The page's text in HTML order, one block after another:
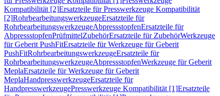
Kompatibilität [2]Ersatzteile für Presswerkzeuge Kompatibilität
[2]RohrbearbeitungswerkzeugeErsatzteile für
RohrbearbeitungswerkzeugeAbpressstopfenErsatzteile für
AbpressstopfenPrüfmittelZubehörErsatzteile für ZubehörWerkzeuge
für Geberit PushFitErsatzteile für Werkzeuge für Geberit
PushFitRohrbearbeitungswerkzeugeErsatzteile für
RohrbearbeitungswerkzeugeAbpressstopfenWerkzeuge für Geberit
MeplaErsatzteile für Werkzeuge für Geberit
MeplaHandpresswerkzeugeErsatzteile für
HandpresswerkzeugePresswerkzeuge Kompatibilität [1]Ersatzteile